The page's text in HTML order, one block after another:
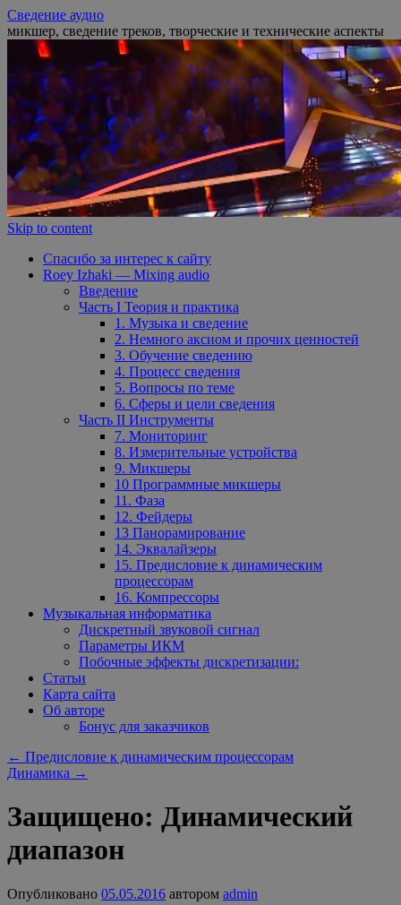
Сведение аудио
микшер, сведение треков, творческие и технические аспекты
Skip to content
Спасибо за интерес к сайту
Roey Izhaki — Mixing audio
Введение
Часть I Теория и практика
1. Музыка и сведение
2. Немного аксиом и прочих ценностей
3. Обучение сведению
4. Процесс сведения
5. Вопросы по теме
6. Сферы и цели сведения
Часть II Инструменты
7. Мониторинг
8. Измерительные устройства
9. Микшеры
10 Программные микшеры
11. Фаза
12. Фейдеры
13 Панорамирование
14. Эквалайзеры
15. Предисловие к динамическим
процессорам
16. Компрессоры
Музыкальная информатика
Дискретный звуковой сигнал
Параметры ИКМ
Побочные эффекты дискретизации:
Статьи
Карта сайта
Об авторе
Бонус для заказчиков
← Предисловие к динамическим процессорам
Динамика →
Защищено: Динамический
диапазон
Опубликовано 05.05.2016 автором admin